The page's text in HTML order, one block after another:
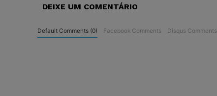
DEIXE UM COMENTÁRIO
Default Comments (0) Facebook Comments Disqus Comments